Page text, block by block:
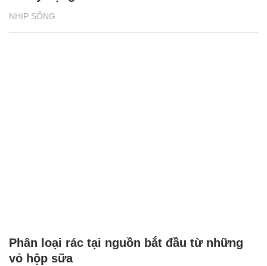
NHỊP SỐNG
Phân loại rác tại nguồn bắt đầu từ những
vỏ hộp sữa